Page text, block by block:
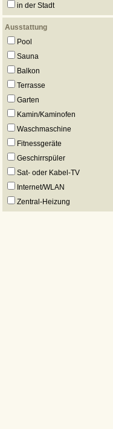
in der Stadt
Ausstattung
Pool
Sauna
Balkon
Terrasse
Garten
Kamin/Kaminofen
Waschmaschine
Fitnessgeräte
Geschirrspüler
Sat- oder Kabel-TV
Internet/WLAN
Zentral-Heizung